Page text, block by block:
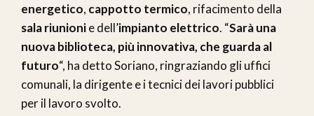
energetico, cappotto termico, rifacimento della
sala riunionie dell’impianto elettrico. “Sarà una
nuova biblioteca, più innovativa, che guarda al
futuro“, ha detto Soriano, ringraziando gli uffici
comunali, la dirigente e i tecnici dei lavori pubblici
per il lavoro svolto.